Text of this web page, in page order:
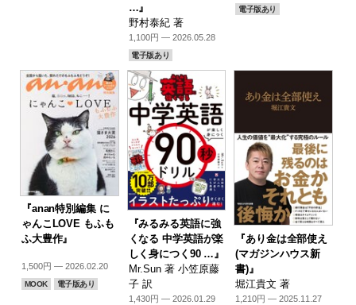
…』
野村泰紀 著
1,100円 — 2026.05.28
電子版あり
電子版あり
『anan特別編集 に
ゃんこLOVE もふも
ふ大豊作』
1,500円 — 2026.02.20
MOOK 電子版あり
『みるみる英語に強
くなる 中学英語が楽
しく身につく90 …』
Mr.Sun 著 小笠原藤
子 訳
1,430円 — 2026.01.29
『あり金は全部使え
(マガジンハウス新
書)』
堀江貴文 著
1,210円 — 2025.11.27